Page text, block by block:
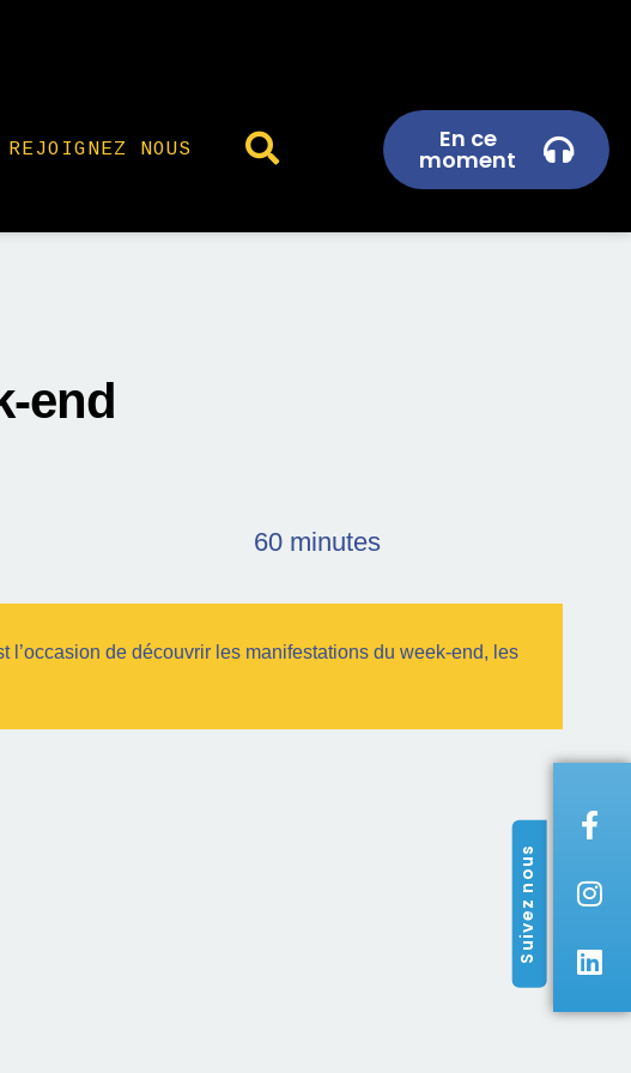
REJOIGNEZ NOUS En ce
moment
Suivez nous
end
60 minutes
de découvrir les manifestations du week-end, les